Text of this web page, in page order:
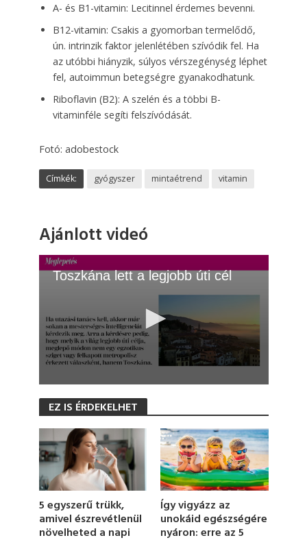
A- és B1-vitamin: Lecitinnel érdemes bevenni.
B12-vitamin: Csakis a gyomorban termelődő,
ún. intrinzik faktor jelenlétében szívódik fel. Ha
az utóbbi hiányzik, súlyos vérszegénység léphet
fel, autoimmun betegségre gyanakodhatunk.
Riboflavin (B2): A szelén és a többi B-
vitaminféle segíti felszívódását.
Fotó: adobestock
Címkék: gyógyszer mintaétrend vitamin
Ajánlott videó
Toszkána lett a legjobb úti cél
s
n
d
s
o
f
m
i
n
EZ IS ÉRDEKELHET
5 egyszerű trükk,
amivel észrevétlenül
növelheted a napi
Így vigyázz az
unokáid egészségére
nyáron: erre az 5